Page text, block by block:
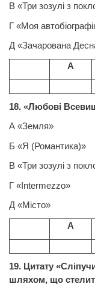
В «Три зозулі з
Г «Моя
Д «Зачарована
А
18. «Любові
А «Земля»
Б «Я (Романтика)»
В «Три зозулі з
Г «Intermezzo»
Д «Місто»
А
19. Цитату
шляхом, що